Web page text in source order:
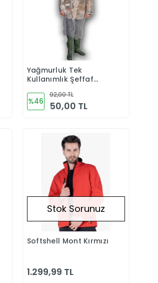
Sepete Ekle
Yağmurluk Tek
Kullanımlık Şeffaf
%46
92,00 TL
50,00 TL
Stokta Yok
Stok Sorunuz
Softshell Mont Kırmızı
1.299,99 TL